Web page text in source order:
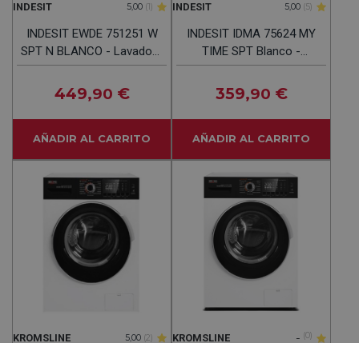
INDESIT 5,00 (1)
INDESIT EWDE 751251 W
SPT N BLANCO - Lavadora
Secadora 7KG/5KG 1200
RPM
449,90 €
AÑADIR AL CARRITO
INDESIT 5,00 (5)
INDESIT IDMA 75624 MY
TIME SPT Blanco -
Lavadora Secadora 7KG /
5 KG 1400RPM
359,90 €
AÑADIR AL CARRITO
KROMSLINE 5,00 (2) KROMSLINE - (0)